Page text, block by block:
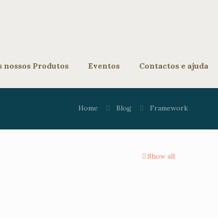
nossos Produtos Eventos Contactos e ajuda
Home Blog Framework
Show all